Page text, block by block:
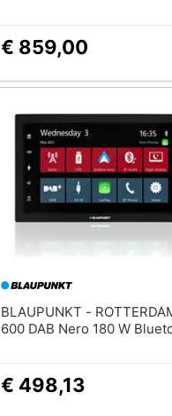
€ 859,00
BLAUPUNKT - ROTTERDAM
600 DAB Nero 180 W
€ 498,13